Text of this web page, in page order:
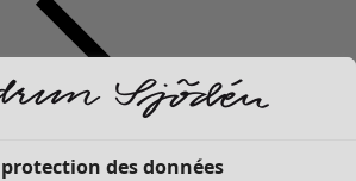
des données